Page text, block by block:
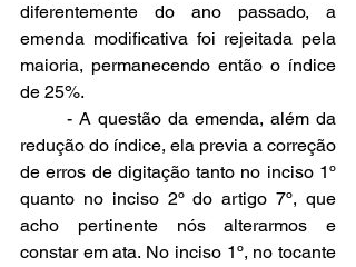
diferentemente do ano passado, a
emenda modificativa foi rejeitada pela
maioria, permanecendo então o índice
de 25%.
redução do índice, ela previa a correção
de erros de digitação tanto no inciso 1º
quanto no inciso 2º do artigo 7º, que
acho pertinente nós alterarmos e
constar em ata. No inciso 1º, no tocante